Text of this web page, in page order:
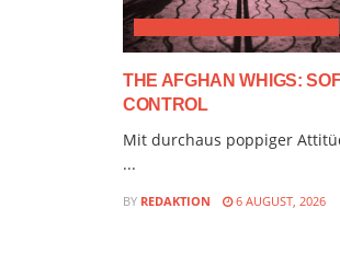
THE AFGHAN WHIGS:
CONTROL
Mit durchaus poppiger
...
BY REDAKTION 6 AUGUST, 2026